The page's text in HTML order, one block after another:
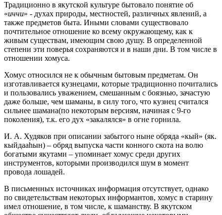
Традиционно в якутской культуре бытовало понятие об
«иччи» - духах природы, местностей, различных явлений, а
также предметов быта. Иными словами существовало
почтительное отношение ко всему окружающему, как к
живым существам, имеющим свою душу. В определенной
степени эти поверья сохраняются и в наши дни. В том числе в
отношении хомуса.
Хомус относился не к обычным бытовым предметам. Он
изготавливается кузнецами, которые традиционно почитались
и пользовались уважением, смешанным с боязнью, зачастую
даже больше, чем шаманы, в силу того, что кузнец считался
сильнее шамана(по некоторым версиям, начиная с 9-го
поколения), т.к. его дух «закалялся» в огне горнила.
И. А. Худяков при описании забытого ныне обряда «кый» (як.
кыйдааһын) – обряд выпуска части конного скота на волю
богатыми якутами – упоминает хомус среди других
инструментов, которыми производился шум в момент
провода лошадей.
В письменных источниках информация отсутствует, однако
по свидетельствам некоторых информантов, хомус в старину
имел отношение, в том числе, к шаманству. В якутском